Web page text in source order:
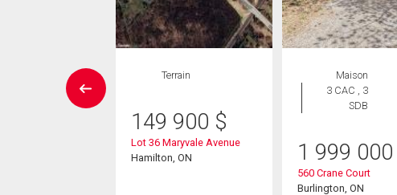
Terrain
149 900 $
Lot 36 Maryvale Avenue
Hamilton, ON
Maison
3 CAC , 3
SDB
1 999 000
560 Crane Court
Burlington, ON